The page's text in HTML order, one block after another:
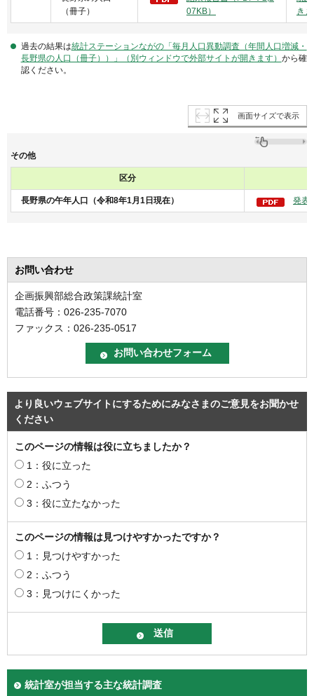
（冊子）
07KB）
き
過去の結果は統計ステーションながの「毎月人口異動調査（年間人口増減・
長野県の人口（冊子））」（別ウィンドウで外部サイトが開きます） から確
認ください。
画面サイズで表示
その他
区分
長野県の午年人口（令和8年1月1日現在） 発表
お問い合わせ
企画振興部総合政策課統計室
電話番号：026-235-7070
ファックス：026-235-0517
より良いウェブサイトにするためにみなさまのご意見をお聞かせ
ください
このページの情報は役に立ちましたか？
1：役に立った
2：ふつう
3：役に立たなかった
このページの情報は見つけやすかったですか？
1：見つけやすかった
2：ふつう
3：見つけにくかった
統計室が担当する主な統計調査